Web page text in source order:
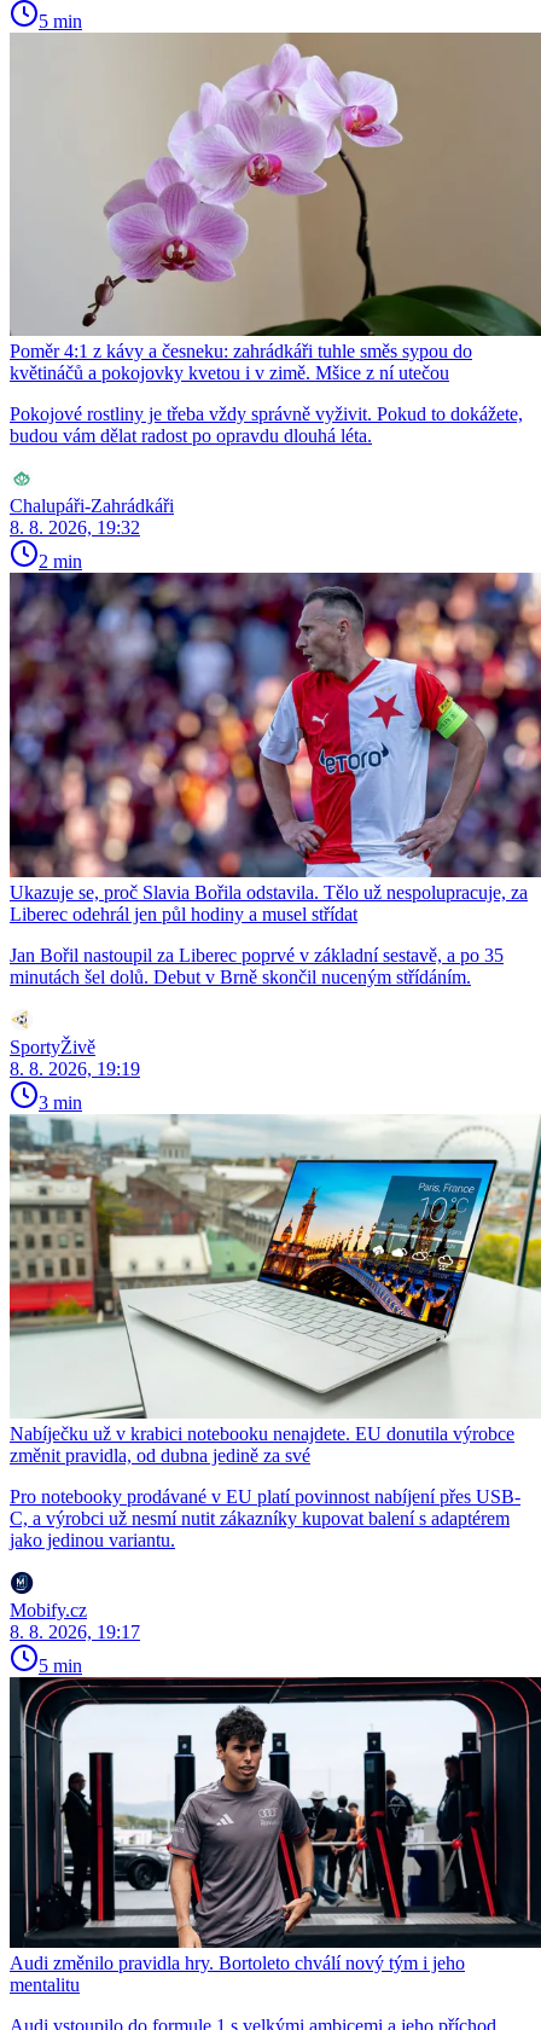
5 min
Poměr 4:1 z kávy a česneku: zahrádkáři tuhle směs sypou do
květináčů a pokojovky kvetou i v zimě. Mšice z ní utečou
Pokojové rostliny je třeba vždy správně vyživit. Pokud to dokážete,
budou vám dělat radost po opravdu dlouhá léta.
Chalupáři-Zahrádkáři
8. 8. 2026, 19:32
2 min
Ukazuje se, proč Slavia Bořila odstavila. Tělo už nespolupracuje, za
Liberec odehrál jen půl hodiny a musel střídat
Jan Bořil nastoupil za Liberec poprvé v základní sestavě, a po 35
minutách šel dolů. Debut v Brně skončil nuceným střídáním.
SportyŽivě
8. 8. 2026, 19:19
3 min
Nabíječku už v krabici notebooku nenajdete. EU donutila výrobce
změnit pravidla, od dubna jedině za své
Pro notebooky prodávané v EU platí povinnost nabíjení přes USB-
C, a výrobci už nesmí nutit zákazníky kupovat balení s adaptérem
jako jedinou variantu.
Mobify.cz
8. 8. 2026, 19:17
5 min
Audi změnilo pravidla hry. Bortoleto chválí nový tým i jeho
mentalitu
Audi vstoupilo do formule 1 s velkými ambicemi a jeho příchod